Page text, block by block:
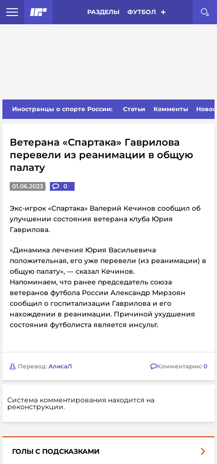
РАЗДЕЛЫ ФУТБОЛ
Иностранцы о спорте России: Статьи Комменты
Ветерана «Спартака» Гаврилова
перевели из реанимации в общую
палату
01.06.2023 0
Экс-игрок «Спартака» Валерий Кечинов сообщил об
улучшении состояния ветерана клуба Юрия
Гаврилова.
«Динамика лечения Юрия Васильевича
положительная, его уже перевели (из реанимации) в
общую палату», — сказал Кечинов.
Напоминаем, что ранее председатель союза
ветеранов футбола России Александр Мирзоян
сообщил о госпитализации Гаврилова и его
нахождении в реанимации. Причиной ухудшения
состояния футболиста является инсульт.
Перевод: АлисаЛ Комментарии: 0
Система комментирования находится на
реконструкции.
ГОЛЫ С ПОДСКАЗКАМИ